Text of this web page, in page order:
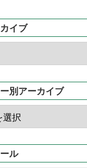
イブ
別アーカイブ
ル